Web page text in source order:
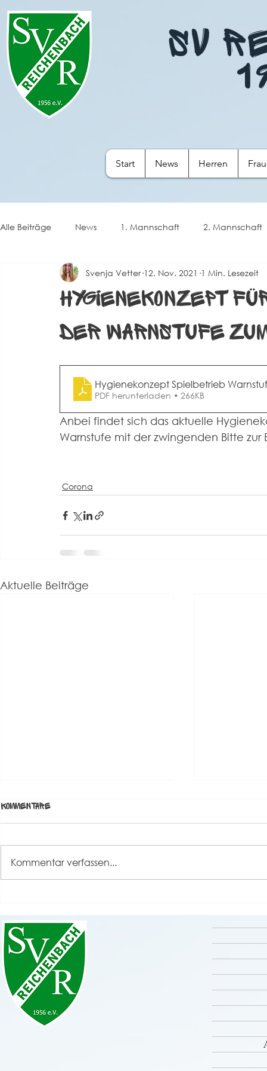
SV
Start News Herren
Alle Beiträge News 1. Mannschaft 2. Mannschaft
Spielberichte Herren 2 Corona Events Alte
Hygienekonzept
der Warnstufe
Svenja Vetter 12. Nov. 2021 1 Min. Lesezeit
Hygienekonzept Spielbetrieb
PDF herunterladen • 266KB
Anbei findet sich das aktuelle
Warnstufe mit der zwingenden Bitte zur
Corona
Aktuelle Beiträge
Alarmstufe I
Kommentare
Kommentar verfassen...